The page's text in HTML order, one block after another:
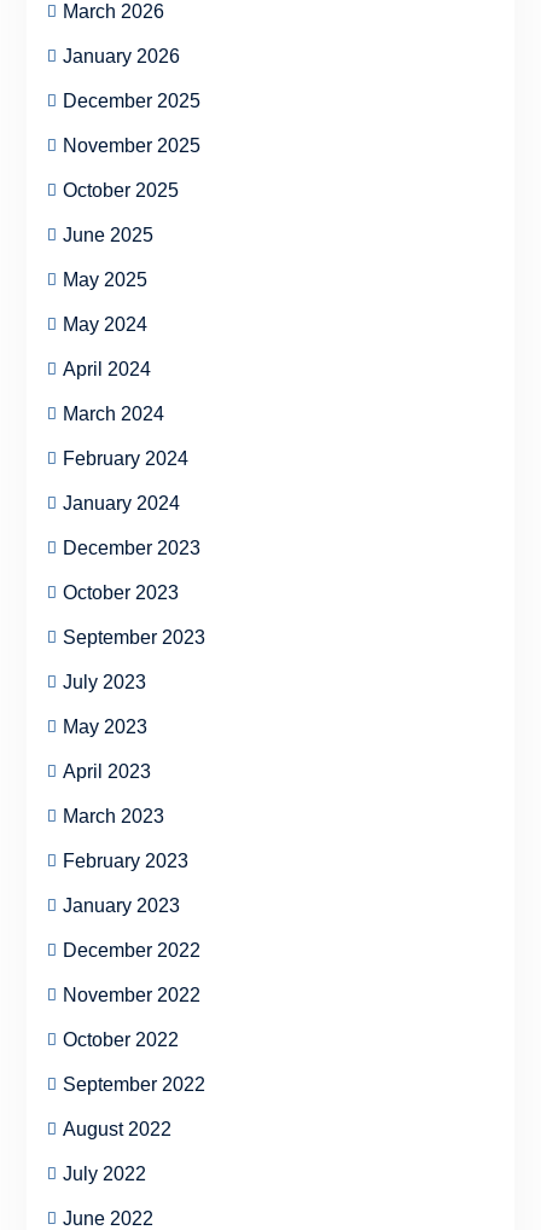
March 2026
January 2026
December 2025
November 2025
October 2025
June 2025
May 2025
May 2024
April 2024
March 2024
February 2024
January 2024
December 2023
October 2023
September 2023
July 2023
May 2023
April 2023
March 2023
February 2023
January 2023
December 2022
November 2022
October 2022
September 2022
August 2022
July 2022
June 2022